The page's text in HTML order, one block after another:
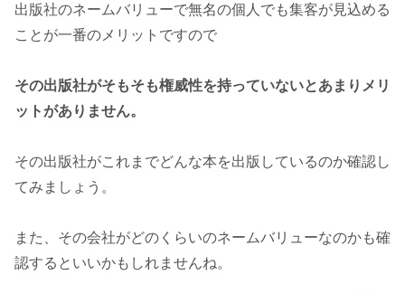
出版社のネームバリューで無名の個人でも集客が見込める
ことが一番のメリットですので
その出版社がそもそも権威性を持っていないとあまりメリ
ットがありません。
その出版社がこれまでどんな本を出版しているのか確認し
てみましょう。
また、その会社がどのくらいのネームバリューなのかも確
認するといいかもしれませんね。